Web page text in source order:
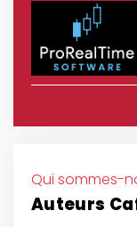
Qui sommes-
Auteurs